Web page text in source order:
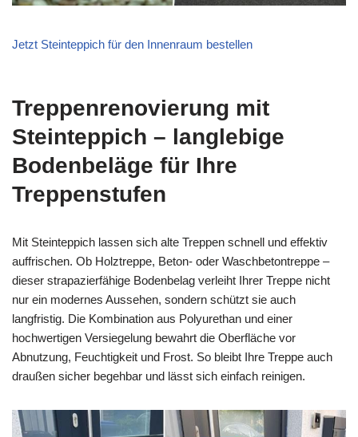
Jetzt Steinteppich für den Innenraum bestellen
Treppenrenovierung mit
Steinteppich – langlebige
Bodenbeläge für Ihre
Treppenstufen
Mit Steinteppich lassen sich alte Treppen schnell und effektiv
auffrischen. Ob Holztreppe, Beton- oder Waschbetontreppe –
dieser strapazierfähige Bodenbelag verleiht Ihrer Treppe nicht
nur ein modernes Aussehen, sondern schützt sie auch
langfristig. Die Kombination aus Polyurethan und einer
hochwertigen Versiegelung bewahrt die Oberfläche vor
Abnutzung, Feuchtigkeit und Frost. So bleibt Ihre Treppe auch
draußen sicher begehbar und lässt sich einfach reinigen.